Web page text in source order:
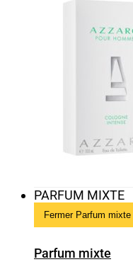
PARFUM MIXTE
Fermer Parfum mixte
Parfum mixte